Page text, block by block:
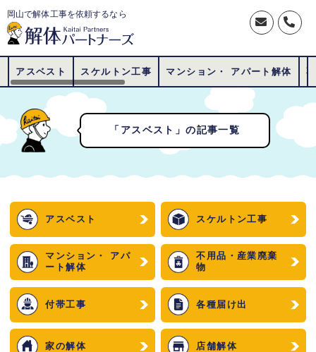
岡山で解体工事を依頼するなら
アスベスト スケルトン工事 マンション・ アパート解体
「アスベスト」の記事一覧
アスベスト スケルトン工事
マンション・ アパ
ート解体
不用品・産業廃棄
物
付帯工事 各種届け出
家の解体 店舗解体